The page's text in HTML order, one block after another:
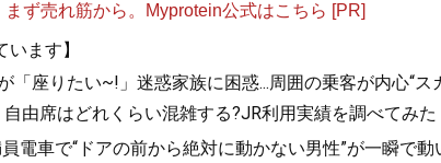
最速でおしゃれに見せる方法 <実践編>』
ニクロやGUでもおしゃれな人は何が違うのか？
ず売れ筋から。Myprotein公式はこちら [PR]
ます】
座りたい~!」迷惑家族に困惑...周囲の乗客が内心“ス
由席はどれくらい混雑する?JR利用実績を調べてみた
電車で“ドアの前から絶対に動かない男性”が一瞬で動